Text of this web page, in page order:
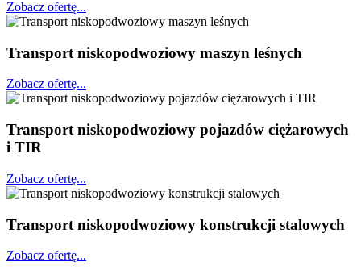
Zobacz ofertę...
Transport niskopodwoziowy maszyn leśnych
Zobacz ofertę...
Transport niskopodwoziowy pojazdów ciężarowych
i TIR
Zobacz ofertę...
Transport niskopodwoziowy konstrukcji stalowych
Zobacz ofertę...